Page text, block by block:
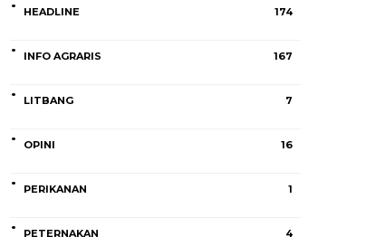
HEADLINE 174
INFO AGRARIS 167
LITBANG 7
OPINI 16
PERIKANAN 1
PETERNAKAN 4